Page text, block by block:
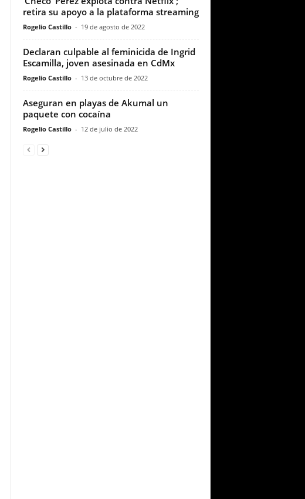
retira su apoyo a la plataforma streaming
Rogelio Castillo - 19 de agosto de 2022
Declaran culpable al feminicida de Ingrid
Escamilla, joven asesinada en CdMx
Rogelio Castillo - 13 de octubre de 2022
Aseguran en playas de Akumal un
paquete con cocaína
Rogelio Castillo - 12 de julio de 2022